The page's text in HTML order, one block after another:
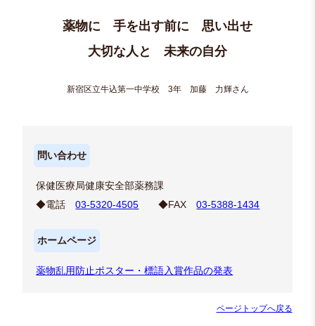
薬物に 手を出す前に 思い出せ
大切な人と 未来の自分
新宿区立牛込第一中学校 3年 加藤 力輝さん
問い合わせ
保健医療局健康安全部薬務課
◆電話03-5320-4505 ◆FAX03-5388-1434
ホームページ
薬物乱用防止ポスター・標語入賞作品の発表
ページトップへ戻る